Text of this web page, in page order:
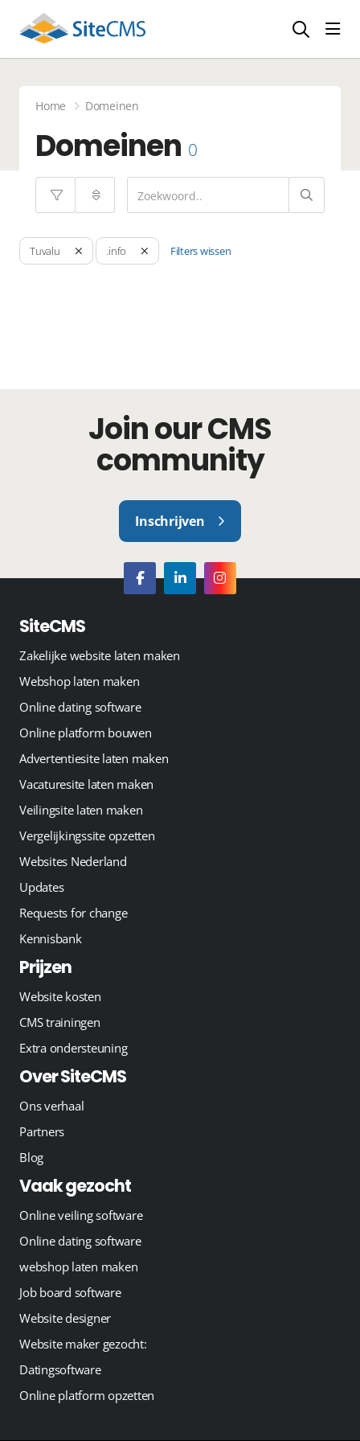
Home Domeinen
Domeinen 0
Tuvalu .info Filters wissen
Join our CMS
community
Inschrijven
SiteCMS
Zakelijke website laten maken
Webshop laten maken
Online dating software
Online platform bouwen
Advertentiesite laten maken
Vacaturesite laten maken
Veilingsite laten maken
Vergelijkingssite opzetten
Websites Nederland
Updates
Requests for change
Kennisbank
Prijzen
Website kosten
CMS trainingen
Extra ondersteuning
Over SiteCMS
Ons verhaal
Partners
Blog
Vaak gezocht
Online veiling software
Online dating software
webshop laten maken
Job board software
Website designer
Website maker gezocht:
Datingsoftware
Online platform opzetten